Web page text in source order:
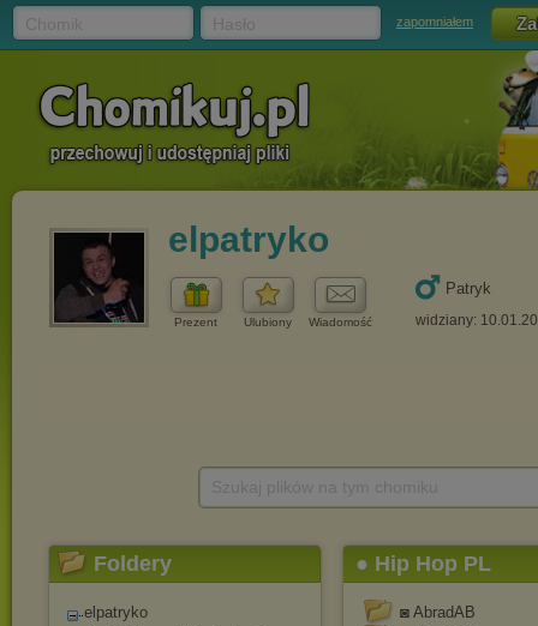
zapomniałem
elpatryko
Prezent Ulubiony Wiadomość
Patryk
widziany:
Foldery
elpatryko
● Hip Hop PL
◙ AbradAB